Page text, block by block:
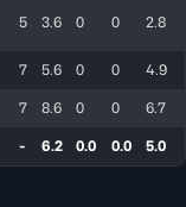
5 3.6 0 0 2.8
7 5.6 0 0 4.9
7 8.6 0 0 6.7
- 6.2 0.0 0.0 5.0